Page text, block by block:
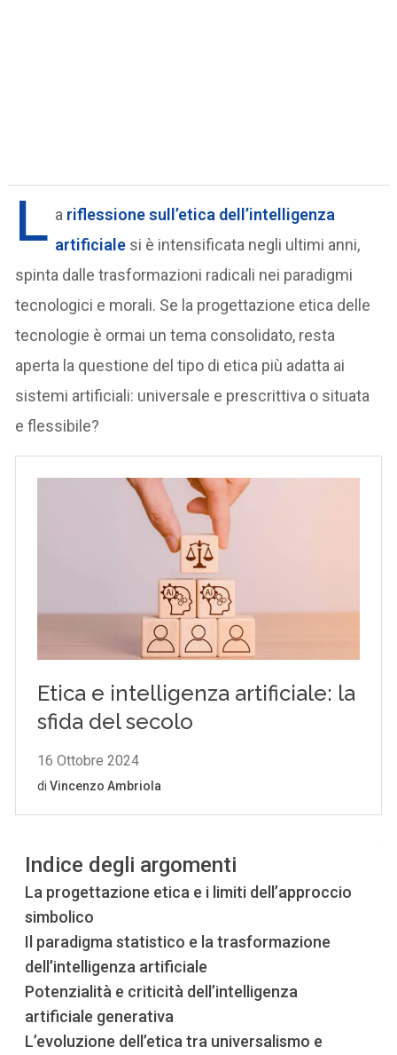
L a riflessione sull’etica dell’intelligenza
artificiale si è intensificata negli ultimi anni,
spinta dalle trasformazioni radicali nei paradigmi
tecnologici e morali. Se la progettazione etica delle
tecnologie è ormai un tema consolidato, resta
aperta la questione del tipo di etica più adatta ai
sistemi artificiali: universale e prescrittiva o situata
e flessibile?
Indice degli argomenti
La progettazione etica e i limiti dell’approccio
simbolico
Il paradigma statistico e la trasformazione
dell’intelligenza artificiale
Potenzialità e criticità dell’intelligenza
artificiale generativa
L’evoluzione dell’etica tra universalismo e